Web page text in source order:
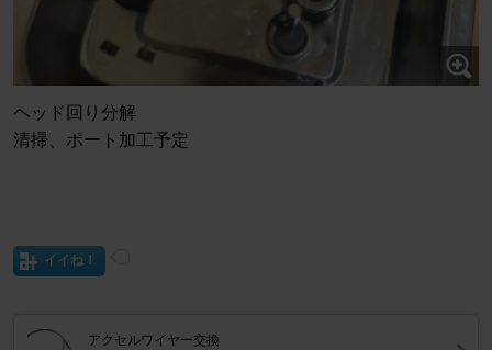
ヘッド回り分解
清掃、ポート加工予定
イイね！
アクセルワイヤー交換